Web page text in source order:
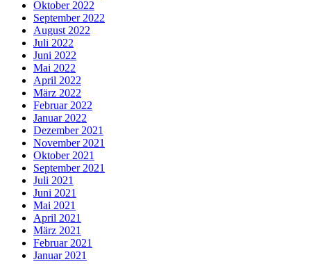
Oktober 2022
September 2022
August 2022
Juli 2022
Juni 2022
Mai 2022
April 2022
März 2022
Februar 2022
Januar 2022
Dezember 2021
November 2021
Oktober 2021
September 2021
Juli 2021
Juni 2021
Mai 2021
April 2021
März 2021
Februar 2021
Januar 2021